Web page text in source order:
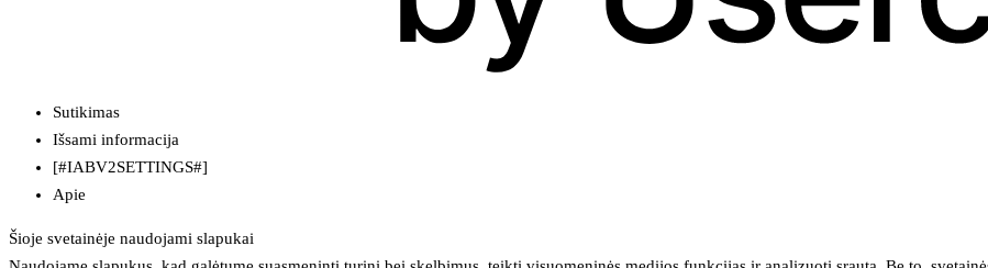
Sutikimas
Išsami informacija
[#IABV2SETTINGS#]
Apie
Šioje svetainėje naudojami slapukai